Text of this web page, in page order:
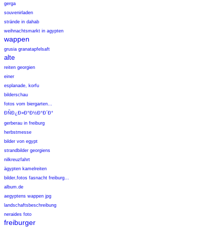
gerga
souvenirladen
strände in dahab
weihnachtsmarkt in agypten
wappen
grusia granatapfelsaft
alte
reiten georgien
einer
esplanade, korfu
bilderschau
fotos vom biergarten...
Ð­ÑÐ¿Ð»Ð°Ð½Ð°Ð´Ð°
gerberau in freiburg
herbstmesse
bilder von egypt
strandbilder georgiens
nilkreuzfahrt
ägypten kamelreiten
bilder,fotos fasnacht freiburg...
album.de
aegyptens wappen jpg
landschaftsbeschreibung
neraides foto
freiburger